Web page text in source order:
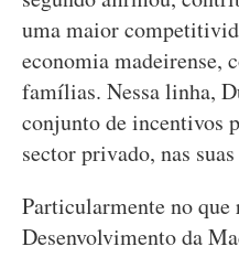
uma maior
economia madeirense,
famílias. Nessa linha,
conjunto de incentivos
sector privado, nas
Particularmente no que
Desenvolvimento da